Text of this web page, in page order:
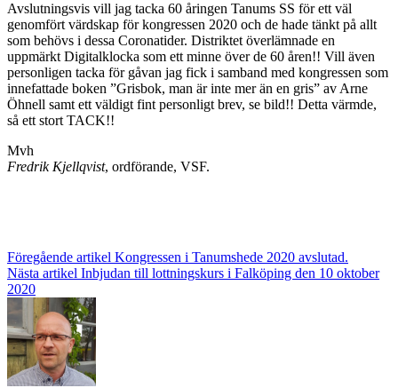
Avslutningsvis vill jag tacka 60 åringen Tanums SS för ett väl
genomfört värdskap för kongressen 2020 och de hade tänkt på allt
som behövs i dessa Coronatider. Distriktet överlämnade en
uppmärkt Digitalklocka som ett minne över de 60 åren!! Vill även
personligen tacka för gåvan jag fick i samband med kongressen som
innefattade boken ”Grisbok, man är inte mer än en gris” av Arne
Öhnell samt ett väldigt fint personligt brev, se bild!! Detta värmde,
så ett stort TACK!!
Mvh
Fredrik Kjellqvist, ordförande, VSF.
Inläggsnavigering
Föregående artikel Kongressen i Tanumshede 2020 avslutad.
Nästa artikel Inbjudan till lottningskurs i Falköping den 10 oktober
2020